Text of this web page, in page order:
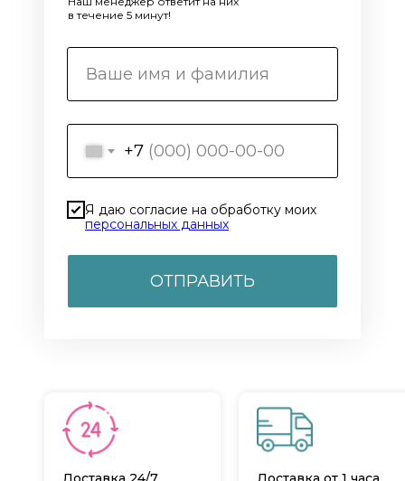
+7
Я даю согласие на обработку моих
персональных данных
ОТПРАВИТЬ
в течение 5 минут!